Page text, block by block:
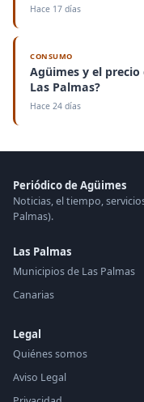
Hace 17 días
CONSUMO
Agüimes y el
Las Palmas?
Hace 24 días
Periódico de Agüimes
Noticias, el tiempo,
Palmas).
Las Palmas
Municipios de Las Palmas
Canarias
Legal
Quiénes somos
Aviso Legal